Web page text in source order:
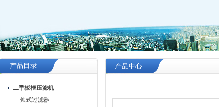
产品目录
二手板框压滤机
烛式过滤器
产品中心